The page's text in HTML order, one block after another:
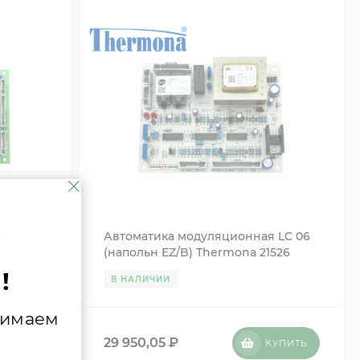
Автоматика модуляционная LC 06
(напольн EZ/B) Thermona 21526
В НАЛИЧИИ
29 950,05 ₽ КУПИТЬ